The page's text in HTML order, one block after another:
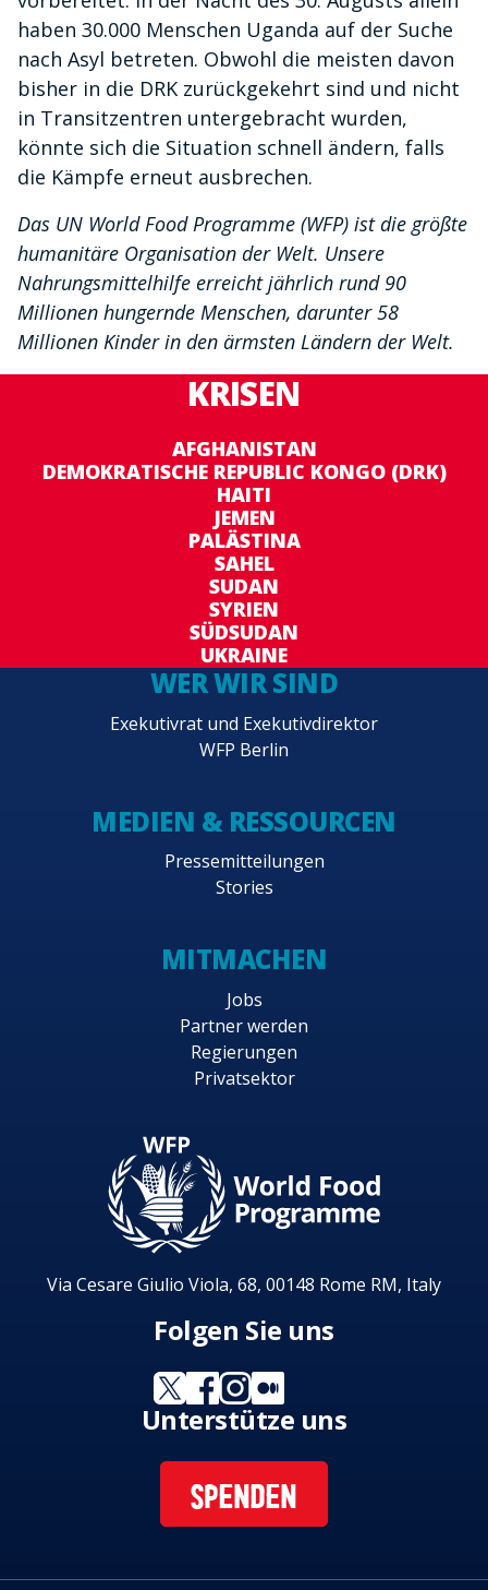
haben 30.000 Menschen Uganda auf der Suche
nach Asyl betreten. Obwohl die meisten davon
bisher in die DRK zurückgekehrt sind und nicht
in Transitzentren untergebracht wurden,
könnte sich die Situation schnell ändern, falls
die Kämpfe erneut ausbrechen.
Das UN World Food Programme (WFP) ist die größte
humanitäre Organisation der Welt. Unsere
Nahrungsmittelhilfe erreicht jährlich rund 90
Millionen hungernde Menschen, darunter 58
Millionen Kinder in den ärmsten Ländern der Welt.
KRISEN
AFGHANISTAN
DEMOKRATISCHE REPUBLIC KONGO (DRK)
HAITI
JEMEN
PALÄSTINA
SAHEL
SUDAN
SYRIEN
SÜDSUDAN
UKRAINE
WER WIR SIND
Exekutivrat und Exekutivdirektor
WFP Berlin
MEDIEN & RESSOURCEN
Pressemitteilungen
Stories
MITMACHEN
Jobs
Partner werden
Regierungen
Privatsektor
Via Cesare Giulio Viola, 68, 00148 Rome RM, Italy
Folgen Sie uns
Unterstütze uns
SPENDEN